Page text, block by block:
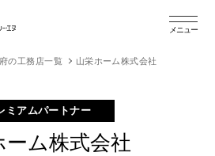
メニュー
の工務店一覧 山栄ホーム株式会社
ミアムパートナー
ーム株式会社